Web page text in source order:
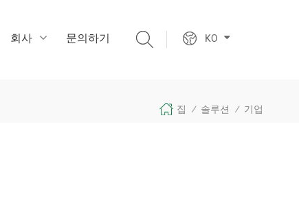
KO
회사 문의하기
집 / 솔루션 / 기업